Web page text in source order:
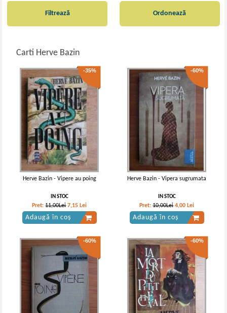
Filtrează
Carti Herve Bazin
Ordonează
-35%
Herve Bazin - Vipere au poing
IN STOC
Pret:11,00Lei 7,15 Lei
Adaugă în coș
-60%
Herve Bazin - Vipera sugrumata
IN STOC
Pret:10,00Lei 4,00 Lei
Adaugă în coș
-60% -60%